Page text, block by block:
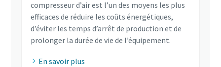
compresseur d’air est l’un des moyens les plus
efficaces de réduire les coûts énergétiques,
d’éviter les temps d’arrêt de production et de
prolonger la durée de vie de l’équipement.
En savoir plus